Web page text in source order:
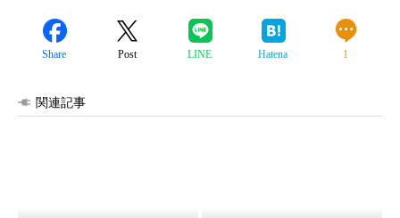
Share Post LINE Hatena 1
関連記事